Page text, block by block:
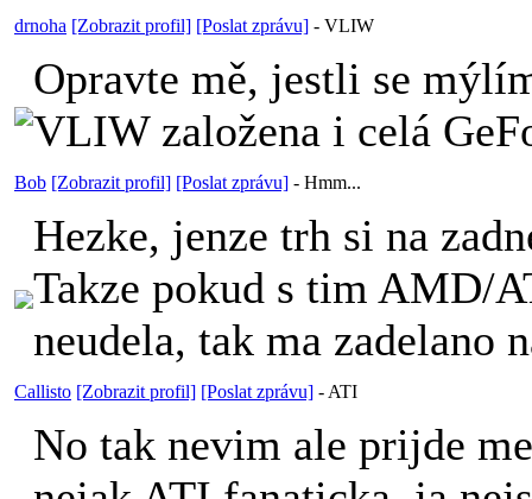
drnoha [Zobrazit profil] [Poslat zprávu] - VLIW
Opravte mě, jestli se
VLIW založena i celá
Bob [Zobrazit profil] [Poslat zprávu] - Hmm...
Hezke, jenze trh si na
Takze pokud s tim AMD/
neudela, tak ma zadelano
Callisto [Zobrazit profil] [Poslat zprávu] - ATI
No tak nevim ale prijde